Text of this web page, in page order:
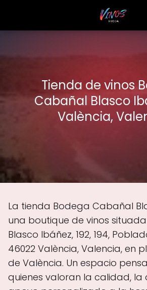
Tienda de vinos
Cabañal Blasco
València,
La tienda Bodega Cabañal
una boutique de vinos situada
Blasco Ibáñez, 192, 194,
46022 València, Valencia, en
de València. Un espacio
quienes valoran la calidad, la